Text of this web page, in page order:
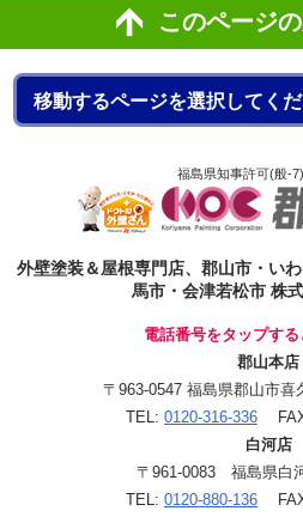
このページ
福島県知事許可(般-
外壁塗装＆屋根専門店、郡山市・い
馬市・会津若松市 株
電話番号をタップす
郡山本店
〒963-0547 福島県郡山市喜
TEL: 0120-316-336
白河店
〒961-0083 福島県白
TEL: 0120-880-136